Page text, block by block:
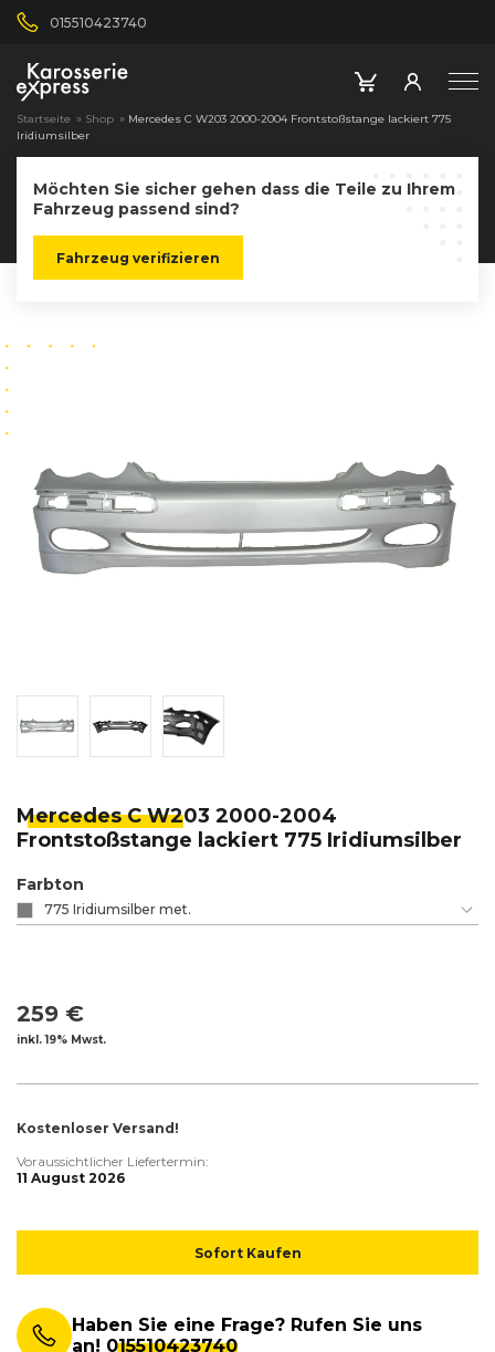
015510423740
Startseite » Shop » Mercedes C W203 2000-2004 Frontstoßstange lackiert 775
Iridiumsilber
Möchten Sie sicher gehen dass die Teile zu Ihrem
Fahrzeug passend sind?
Fahrzeug verifizieren
Mercedes C W203 2000-2004
Frontstoßstange lackiert 775 Iridiumsilber
Farbton
775 Iridiumsilber met.
259 €
inkl. 19% Mwst.
Kostenloser Versand!
Voraussichtlicher Liefertermin:
11 August 2026
Sofort Kaufen
Haben Sie eine Frage? Rufen Sie uns
an! 015510423740